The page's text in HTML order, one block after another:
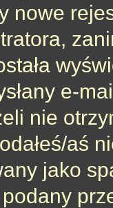
nowe
e-
nie
aś
jako